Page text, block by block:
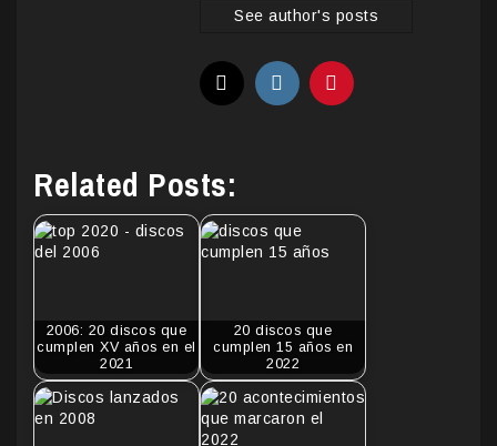
See author's posts
Related Posts:
2006: 20 discos que
cumplen XV años en el
2021
20 discos que
cumplen 15 años en
2022